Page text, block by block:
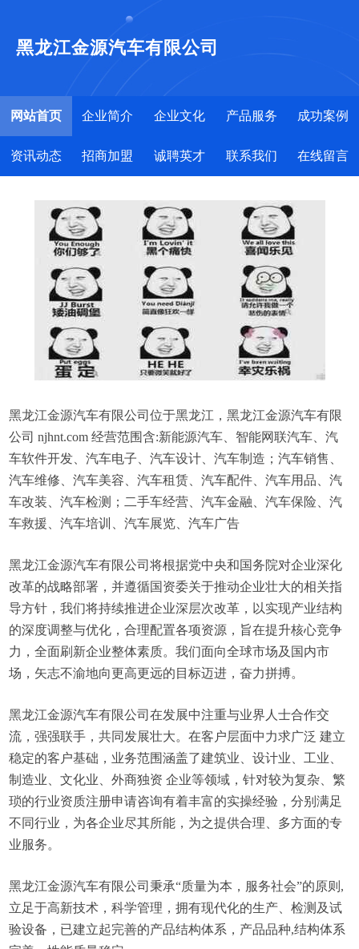
黑龙江金源汽车有限公司
网站首页 企业简介 企业文化 产品服务 成功案例
资讯动态 招商加盟 诚聘英才 联系我们 在线留言
黑龙江金源汽车有限公司位于黑龙江，黑龙江金源汽车有限
公司 njhnt.com 经营范围含:新能源汽车、智能网联汽车、汽
车软件开发、汽车电子、汽车设计、汽车制造；汽车销售、
汽车维修、汽车美容、汽车租赁、汽车配件、汽车用品、汽
车改装、汽车检测；二手车经营、汽车金融、汽车保险、汽
车救援、汽车培训、汽车展览、汽车广告
黑龙江金源汽车有限公司将根据党中央和国务院对企业深化
改革的战略部署，并遵循国资委关于推动企业壮大的相关指
导方针，我们将持续推进企业深层次改革，以实现产业结构
的深度调整与优化，合理配置各项资源，旨在提升核心竞争
力，全面刷新企业整体素质。我们面向全球市场及国内市
场，矢志不渝地向更高更远的目标迈进，奋力拼搏。
黑龙江金源汽车有限公司在发展中注重与业界人士合作交
流，强强联手，共同发展壮大。在客户层面中力求广泛 建立
稳定的客户基础，业务范围涵盖了建筑业、设计业、工业、
制造业、文化业、外商独资 企业等领域，针对较为复杂、繁
琐的行业资质注册申请咨询有着丰富的实操经验，分别满足
不同行业，为各企业尽其所能，为之提供合理、多方面的专
业服务。
黑龙江金源汽车有限公司秉承“质量为本，服务社会”的原则,
立足于高新技术，科学管理，拥有现代化的生产、检测及试
验设备，已建立起完善的产品结构体系，产品品种,结构体系